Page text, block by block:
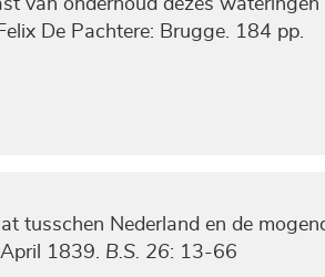
van onderhoud dezes
De Pachtere: Brugge. 184 pp.
tusschen Nederland en de
1839. B.S. 26: 13-66